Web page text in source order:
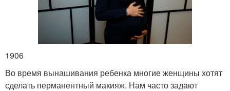
1906
Во время вынашивания ребенка многие женщины хотят
сделать перманентный макияж. Нам часто задают